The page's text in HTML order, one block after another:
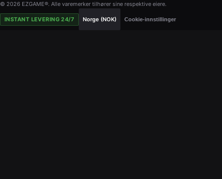
© 2026 EZGAME®. Alle varemerker tilhører sine respektive eiere.
INSTANT LEVERING 24/7 Norge (NOK) Cookie-innstillinger